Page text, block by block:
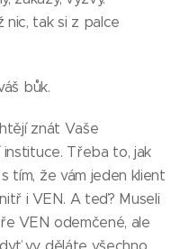
tak si z palce
bůk.
znát Vaše
Třeba to, jak
tím, že vám jeden klient
i VEN. A teď? Museli
VEN odemčené, ale
vy děláte všechno